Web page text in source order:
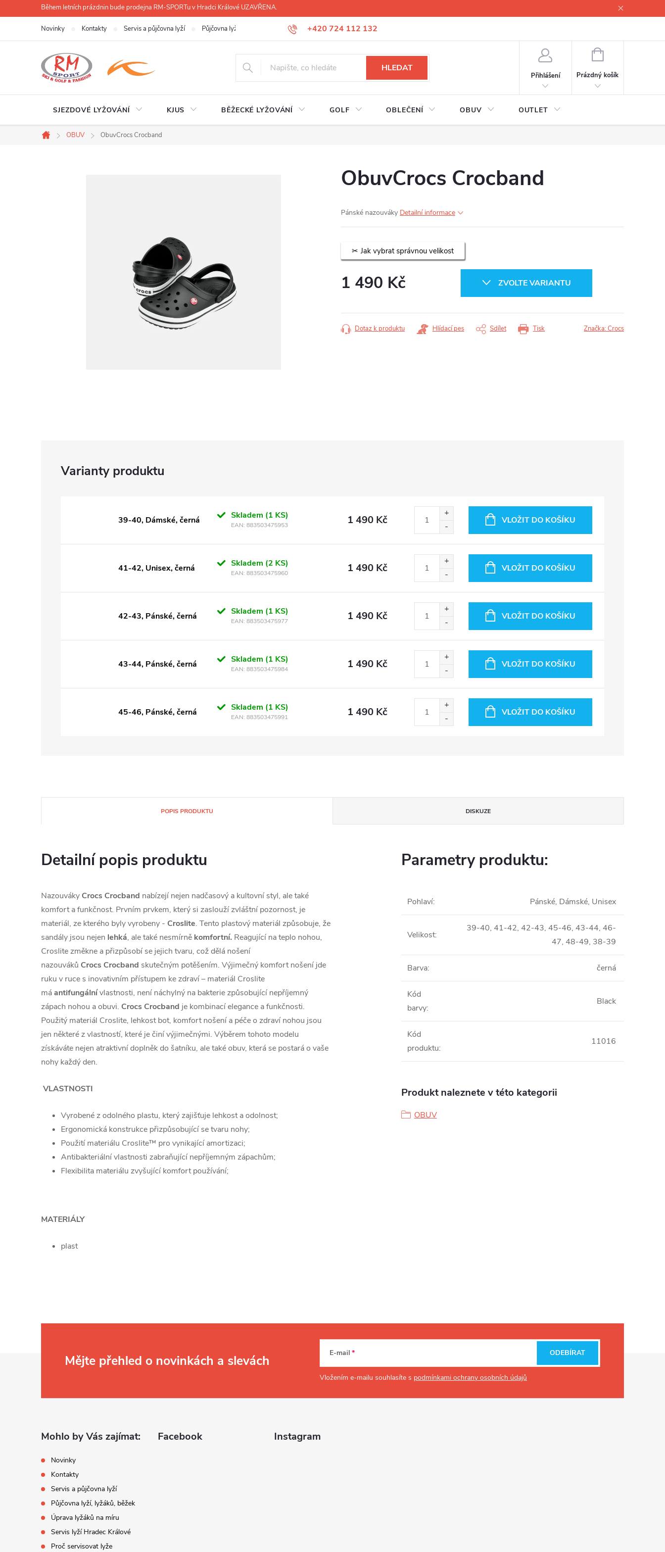
na
Během letních prázdnin bude prodejna RM-SPORTu v Hradci Králové UZAVŘENA.
+420 724 112 132
Novinky Kontakty Servis a půjčovna lyží Půjčovna lyží, lyžáků, běžek Úprava lyžáků na míru
HLEDAT
Přihlášení
NÁKUPNÍ
Prázdný košík
SJEZDOVÉ LYŽOVÁNÍ KJUS BĚŽECKÉ LYŽOVÁNÍ GOLF OBLEČENÍ OBUV OUTLET
Domů
OBUV ObuvCrocs Crocband
ObuvCrocs Crocband
Pánské nazouváky Detailní informace
Jak vybrat správnou velikost
1 490 Kč ZVOLTE VARIANTU
Tisk
Dotaz k produktu Hlídací pes Sdílet Značka:Crocs
39-40, Dámské, černá Skladem (1 KS)
EAN: 883503475953 1 490 Kč VLOŽIT DO KOŠÍKU
41-42, Unisex, černá Skladem (2 KS)
EAN: 883503475960 1 490 Kč VLOŽIT DO KOŠÍKU
42-43, Pánské, černá Skladem (1 KS)
EAN: 883503475977 1 490 Kč VLOŽIT DO KOŠÍKU
43-44, Pánské, černá Skladem (1 KS)
EAN: 883503475984 1 490 Kč VLOŽIT DO KOŠÍKU
45-46, Pánské, černá Skladem (1 KS)
EAN: 883503475991 1 490 Kč VLOŽIT DO KOŠÍKU
POPIS PRODUKTU DISKUZE
Detailní popis produktu
Nazouváky Crocs Crocband nabízejí nejen nadčasový a kultovní styl, ale také
komfort a funkčnost. Prvním prvkem, který si zaslouží zvláštní pozornost, je
materiál, ze kterého byly vyrobeny - Croslite. Tento plastový materiál způsobuje, že
sandály jsou nejen lehká, ale také nesmírně komfortní. Reagující na teplo nohou,
Croslite změkne a přizpůsobí se jejich tvaru, což dělá nošení
nazouváků Crocs Crocband skutečným potěšením. Výjimečný komfort nošení jde
ruku v ruce s inovativním přístupem ke zdraví – materiál Croslite
máantifungálnívlastnosti, není náchylný na bakterie způsobující nepříjemný
zápach nohou a obuvi. Crocs Crocband je kombinací elegance a funkčnosti.
Použitý materiál Croslite, lehkost bot, komfort nošení a péče o zdraví nohou jsou
jen některé z vlastností, které je činí výjimečnými. Výběrem tohoto modelu
získáváte nejen atraktivní doplněk do šatníku, ale také obuv, která se postará o vaše
nohy každý den.
VLASTNOSTI
Vyrobené z odolného plastu, který zajišťuje lehkost a odolnost;
Ergonomická konstrukce přizpůsobující se tvaru nohy;
Použití materiálu Croslite™ pro vynikající amortizaci;
Antibakteriální vlastnosti zabraňující nepříjemným zápachům;
Flexibilita materiálu zvyšující komfort používání;
MATERIÁLY
plast
Parametry produktu:
Pohlaví: Pánské, Dámské, Unisex
Velikost:
39-40, 41-42, 42-43, 45-46, 43-44, 46-
47, 48-49, 38-39
Barva: černá
Kód
barvy:
Black
Kód
produktu:
11016
Produkt naleznete v této kategorii
OBUV
Mějte přehled o novinkách a slevách E-mail
Vložením e-mailu souhlasíte s podmínkami ochrany osobních údajů
ODEBÍRAT
Mohlo by Vás zajímat:
Novinky
Kontakty
Servis a půjčovna lyží
Půjčovna lyží, lyžáků, běžek
Úprava lyžáků na míru
Servis lyží Hradec Králové
Proč servisovat lyže
Facebook Instagram